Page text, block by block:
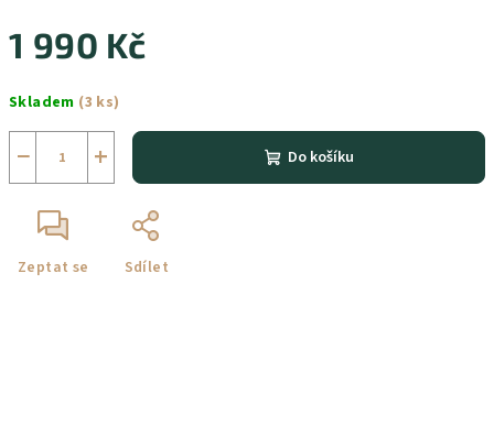
1 990 Kč
cena:
Skladem (3 ks)
+
− Do košíku
Zeptat se Sdílet